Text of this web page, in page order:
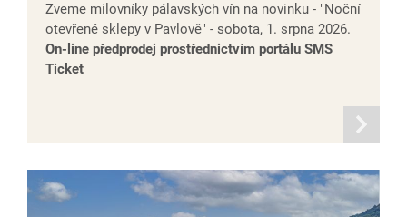
Zveme milovníky pálavských vín na novinku - "Noční
otevřené sklepy v Pavlově" - sobota, 1. srpna 2026.
On-line předprodej prostřednictvím portálu SMS
Ticket